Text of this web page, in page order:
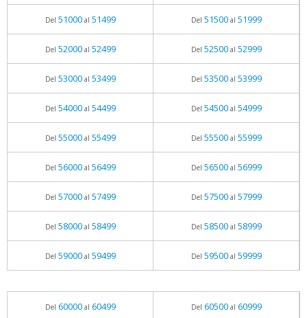
Del 51000al 51499 Del 51500al 51999
Del 52000al 52499 Del 52500al 52999
Del 53000al 53499 Del 53500al 53999
Del 54000al 54499 Del 54500al 54999
Del 55000al 55499 Del 55500al 55999
Del 56000al 56499 Del 56500al 56999
Del 57000al 57499 Del 57500al 57999
Del 58000al 58499 Del 58500al 58999
Del 59000al 59499 Del 59500al 59999
Del 60000al 60499 Del 60500al 60999